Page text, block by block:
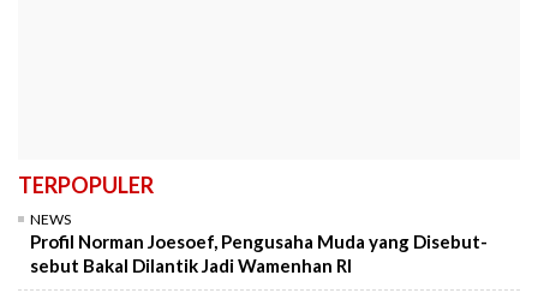
TERPOPULER
NEWS
Profil Norman Joesoef, Pengusaha Muda yang Disebut-
sebut Bakal Dilantik Jadi Wamenhan RI